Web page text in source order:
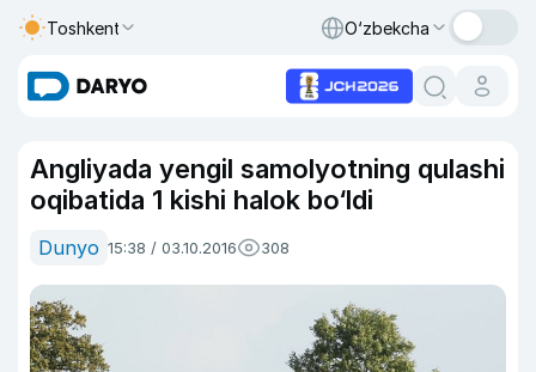
Toshkent O‘zbekcha
Angliyada yengil samolyotning qulashi
oqibatida 1 kishi halok bo‘ldi
Dunyo 15:38 / 03.10.2016 308